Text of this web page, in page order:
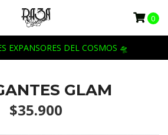
EXPANSORES DEL COSMOS 🛸
0
GLAM
$35.900